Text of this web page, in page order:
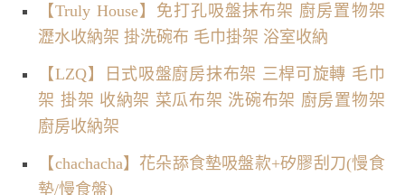
【Truly House】免打孔吸盤抹布架 廚房置物架
瀝水收納架 掛洗碗布 毛巾掛架 浴室收納
【LZQ】日式吸盤廚房抹布架 三桿可旋轉 毛巾
架 掛架 收納架 菜瓜布架 洗碗布架 廚房置物架
廚房收納架
【chachacha】花朵舔食墊吸盤款+矽膠刮刀(慢食
墊/慢食盤)